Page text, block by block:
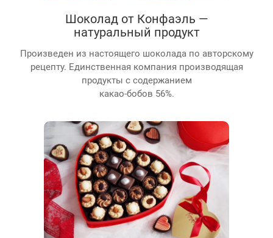
Шоколад от Конфаэль —
натуральный продукт
Произведен из настоящего шоколада по авторскому
рецепту. Единственная компания производящая
продукты с содержанием
какао-бобов 56%.